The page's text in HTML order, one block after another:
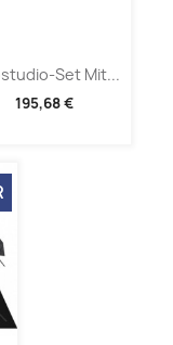
Set Mit...
195,68 €